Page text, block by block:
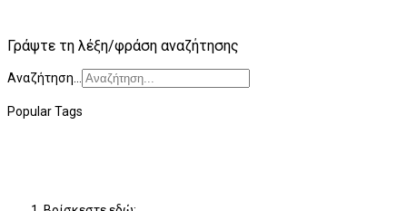
Γράψτε τη λέξη/φράση αναζήτησης
Αναζήτηση...
Popular Tags